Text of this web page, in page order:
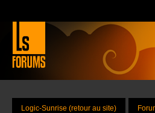
Logic-Sunrise (retour au site)